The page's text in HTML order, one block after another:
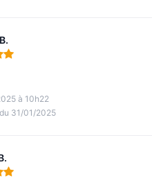
5
à 10h22
31/01/2025
5